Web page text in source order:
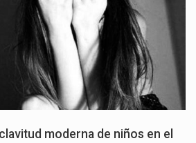
moderna de niños en el